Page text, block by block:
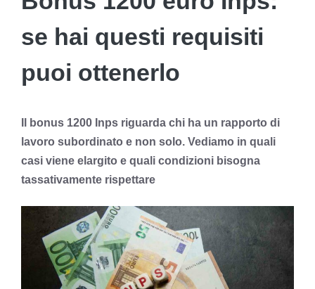
se hai questi requisiti
puoi ottenerlo
Il bonus 1200 Inps riguarda chi ha un rapporto di
lavoro subordinato e non solo. Vediamo in quali
casi viene elargito e quali condizioni bisogna
tassativamente rispettare